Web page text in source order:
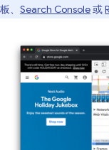
板、 Search Console或